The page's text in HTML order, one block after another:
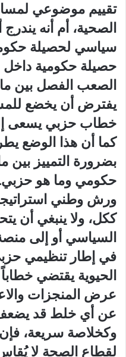
تقييم موضوعي
الصحية، أم أنه
سياسي لحصيلة
حصيلة حكومية
الصعب الفصل بين
يفترض أن يخضع
خطاب حزبي يسعى
كما أن هذا الوضع
بضرورة التمييز بين
حكومي وما هو
ورش وطني
ككل، ولا ينبغي أن
السياسي أو إلى
في إطار تنظيمي
الحيوية يقتضي
عرض المنجزات
عن أي خلط قد
وكخلاصة سريعة،
لقطاع الصحة لا يُقاس